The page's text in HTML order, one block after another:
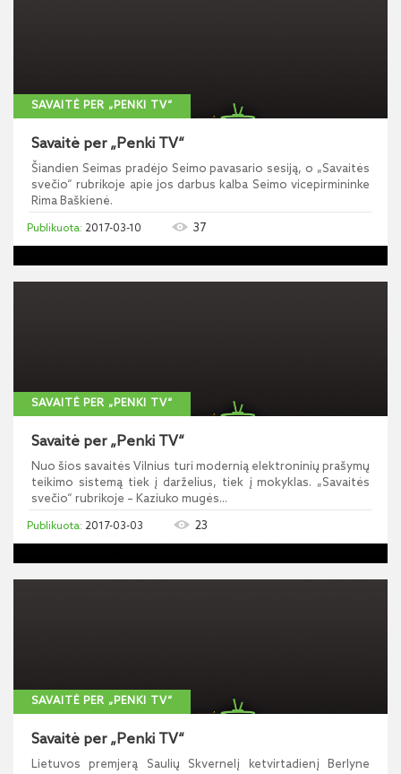
SAVAITĖ PER „PENKI TV“
Savaitė per „Penki TV“
Šiandien Seimas pradėjo Seimo pavasario sesiją, o „Savaitės
svečio“ rubrikoje apie jos darbus kalba Seimo vicepirmininke
Rima Baškienė.
2017-03-10 37
SAVAITĖ PER „PENKI TV“
Savaitė per „Penki TV“
Nuo šios savaitės Vilnius turi modernią elektroninių prašymų
teikimo sistemą tiek į darželius, tiek į mokyklas. „Savaitės
svečio“ rubrikoje – Kaziuko mugės...
2017-03-03 23
SAVAITĖ PER „PENKI TV“
Savaitė per „Penki TV“
Lietuvos premjerą Saulių Skvernelį ketvirtadienį Berlyne